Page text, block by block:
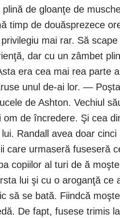
de gloanţe de
timp de douăsprezece
mai rar. Să
dar cu un zâmbet
era cea mai rea parte
unul de-ai lor. —
de Ashton. Vechiul
om de încredere. Şi cea
Randall avea doar cinci
care urmaseră fuseseră
copiilor al turi de ă
lui şi cu o aroganţă ce
să se bată. Fiindcă
De fapt, fusese trimis